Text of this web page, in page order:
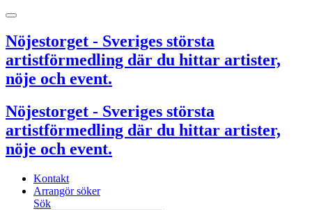
Nöjestorget - Sveriges största
artistförmedling där du hittar artister,
nöje och event.
Nöjestorget - Sveriges största
artistförmedling där du hittar artister,
nöje och event.
Kontakt
Arrangör söker
Sök